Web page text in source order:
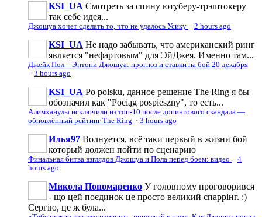
KSI_UA Смотреть за спину ютуберу-трэштокеру
так себе идея...
Джошуа хочет сделать то, что не удалось Усику · 2 hours ago
KSI_UA Не надо забывать, что американский ринг
является "нефартовым" для ЭйДжея. Именно там...
Джейк Пол – Энтони Джошуа: прогноз и ставки на бой 20 декабря
· 3 hours ago
KSI_UA Po polsku, данное решение The Ring я бы
обозначил как "Pociąg pospieszny", то есть...
Алимханулы исключили из топ-10 после допингового скандала —
обновлённый рейтинг The Ring · 3 hours ago
Илья97 Волнуется, всё таки первый в жизни бой
который должен пойти по сценарию
Финальная битва взглядов Джошуа и Пола перед боем: видео · 4
hours ago
Микола Пономаренко У головному проговорився
- що цей поєдинок це просто великий спаррінг. :)
Сергію, це ж була...